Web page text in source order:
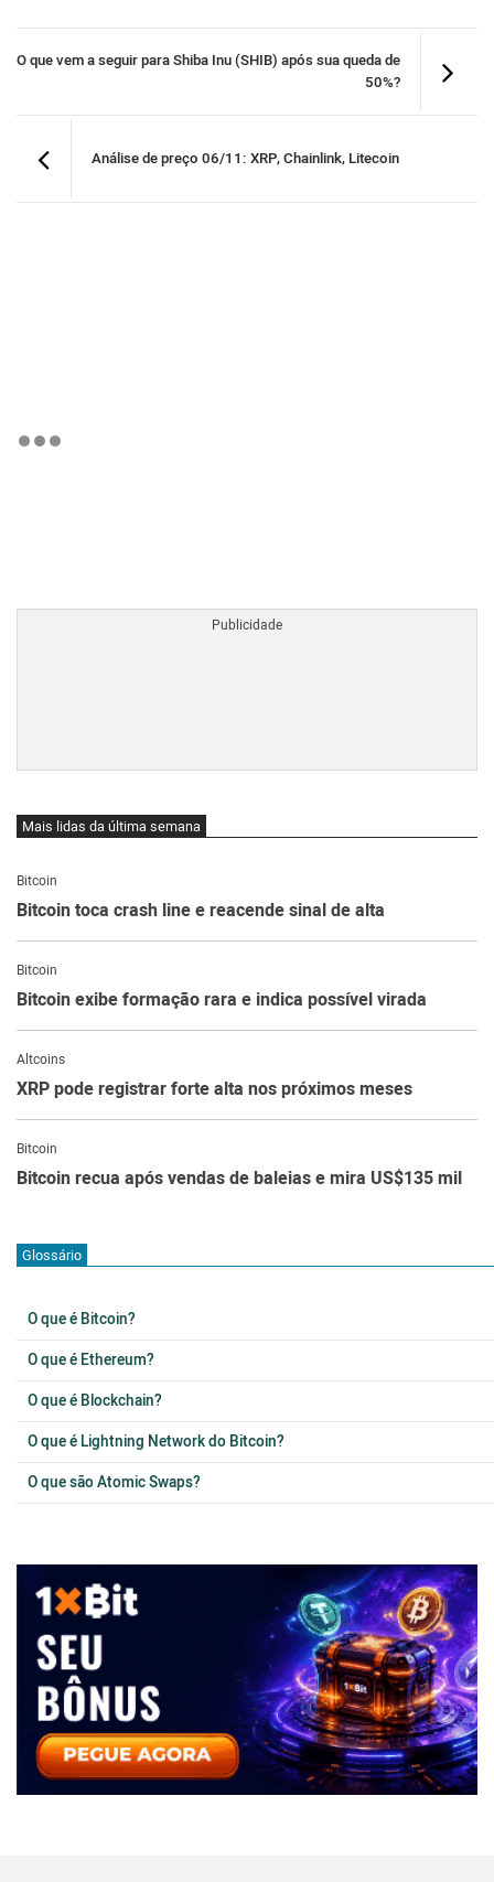
O que vem a seguir para Shiba Inu (SHIB) após sua queda de
50%?
Análise de preço 06/11: XRP, Chainlink, Litecoin
Mais lidas da última semana
Bitcoin
Bitcoin toca crash line e reacende sinal de alta
Bitcoin
Bitcoin exibe formação rara e indica possível virada
Altcoins
XRP pode registrar forte alta nos próximos meses
Bitcoin
Bitcoin recua após vendas de baleias e mira US$135 mil
Glossário
O que é Bitcoin?
O que é Ethereum?
O que é Blockchain?
O que é Lightning Network do Bitcoin?
O que são Atomic Swaps?